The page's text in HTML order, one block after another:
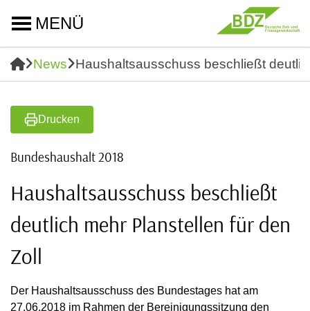
MENÜ
News Haushaltsausschuss beschließt
Drucken
Bundeshaushalt 2018
Haushaltsausschuss beschließt
deutlich mehr Planstellen für den
Zoll
Der Haushaltsausschuss des Bundestages hat am
27.06.2018 im Rahmen der Bereinigungssitzung den